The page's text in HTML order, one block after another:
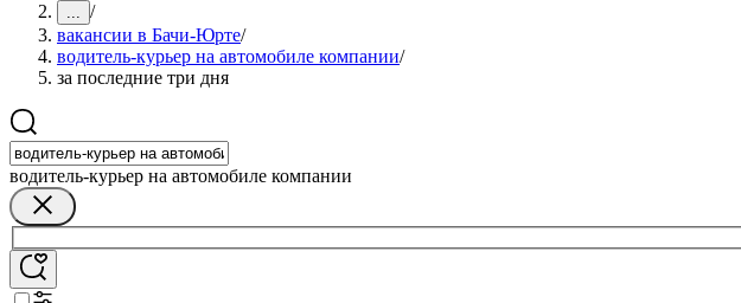
... /
вакансии в Бачи-Юрте/
водитель-курьер на автомобиле компании/
за последние три дня
водитель-курьер на автомобиле компании